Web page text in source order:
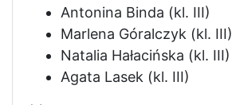
Antonina Binda (kl. III)
Marlena Góralczyk (kl. III)
Natalia Hałacińska (kl. III)
Agata Lasek (kl. III)